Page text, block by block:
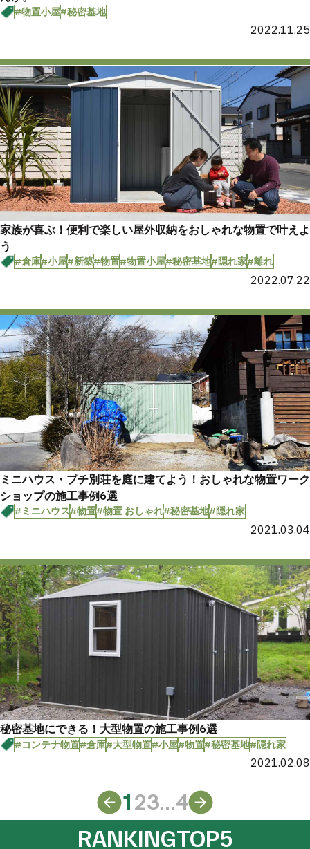
#物置小屋#秘密基地
2022.11.25
家族が喜ぶ！便利で楽しい屋外収納をおしゃれな物置で叶えよ
う
#倉庫#小屋#新築#物置#物置小屋#秘密基地#隠れ家#離れ
2022.07.22
ミニハウス・プチ別荘を庭に建てよう！おしゃれな物置ワーク
ショップの施工事例6選
#ミニハウス#物置#物置 おしゃれ#秘密基地#隠れ家
2021.03.04
秘密基地にできる！大型物置の施工事例6選
#コンテナ物置#倉庫#大型物置#小屋#物置#秘密基地#隠れ家
2021.02.08
123...4
RANKINGTOP5